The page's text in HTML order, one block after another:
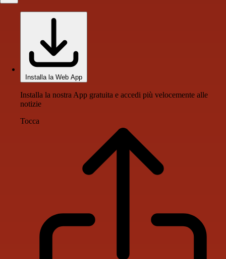
Installa la Web App
Installa la nostra App gratuita e accedi più velocemente alle
notizie
Tocca